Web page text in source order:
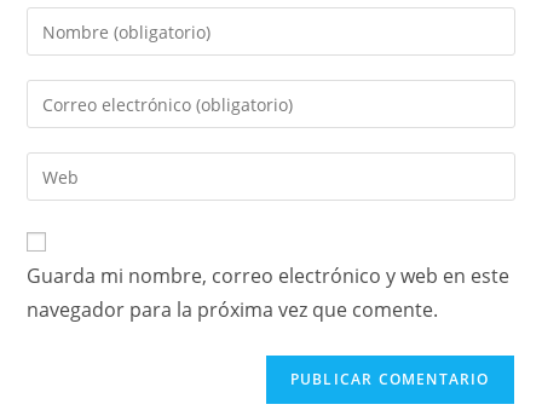
Guarda mi nombre, correo electrónico y web en este
navegador para la próxima vez que comente.